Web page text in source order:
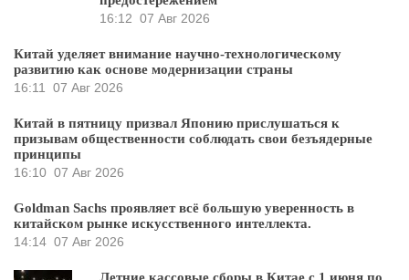
16:12 07 Авг 2026
Китай уделяет внимание научно-технологическому
развитию как основе модернизации страны
16:11
07 Авг 2026
Китай в пятницу призвал Японию прислушаться к
призывам общественности соблюдать свои безъядерные
принципы
16:10 07 Авг 2026
Goldman Sachs проявляет всё большую уверенность в
китайском рынке искусственного интеллекта.
14:14 07 Авг 2026